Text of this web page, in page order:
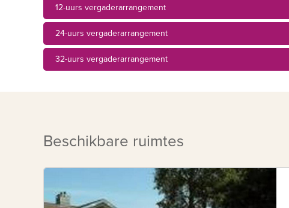
12-uurs vergaderarrangement
24-uurs vergaderarrangement
32-uurs vergaderarrangement
Beschikbare ruimtes